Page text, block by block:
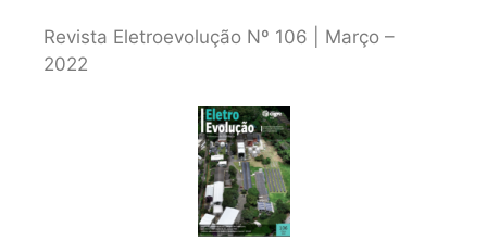
Revista Eletroevolução Nº 106 | Março –
2022